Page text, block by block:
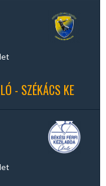
- SZÉKÁCS KE